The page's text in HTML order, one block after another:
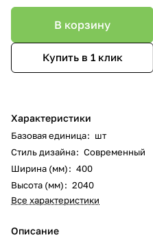
В корзину
Купить в 1 клик
Характеристики
Базовая единица: шт
Стиль дизайна: Современный
Ширина (мм): 400
Высота (мм): 2040
Все характеристики
Описание